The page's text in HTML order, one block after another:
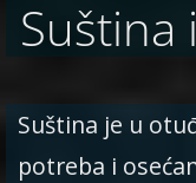
Suština
Suština je u
potreba i